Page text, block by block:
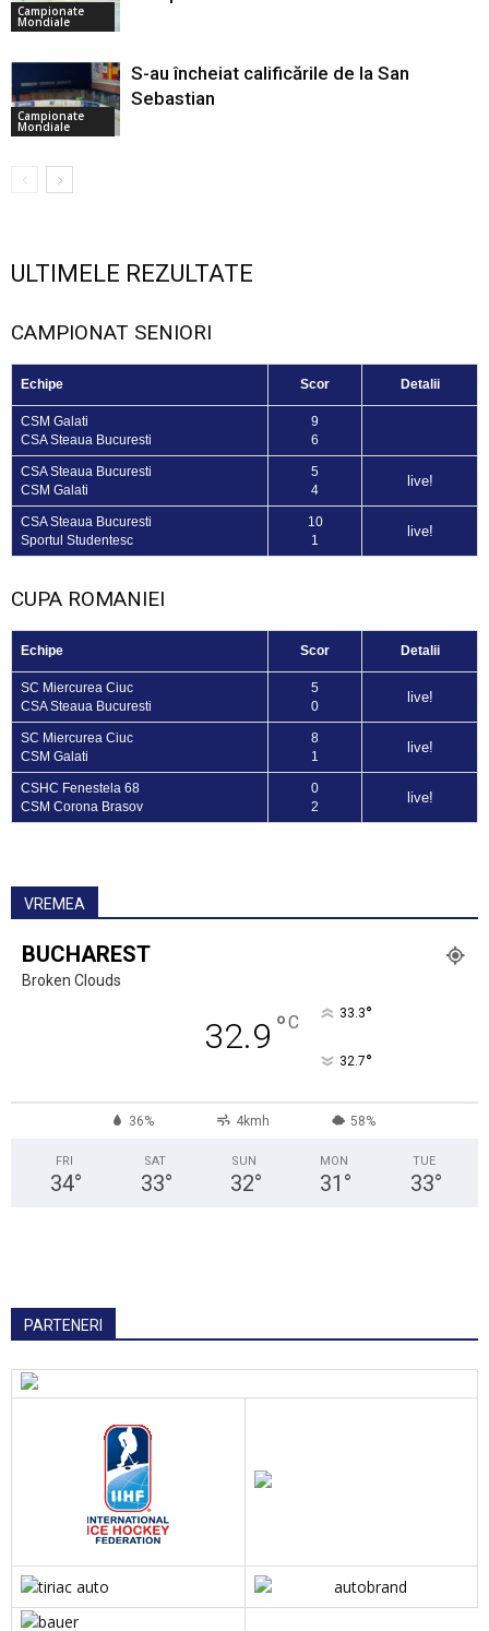
Campionate
Mondiale
Campionate
Mondiale
S-au încheiat calificările de la San
Sebastian
ULTIMELE REZULTATE
CAMPIONAT SENIORI
Echipe Scor Detalii
CSM Galati
CSA Steaua Bucuresti
9
6
CSA Steaua Bucuresti
CSM Galati
5
4
live!
CSA Steaua Bucuresti
Sportul Studentesc
10
1
live!
CUPA ROMANIEI
Echipe Scor Detalii
SC Miercurea Ciuc
CSA Steaua Bucuresti
5
0
live!
SC Miercurea Ciuc
CSM Galati
8
1
live!
CSHC Fenestela 68
CSM Corona Brasov
0
2
live!
VREMEA
BUCHAREST
Broken Clouds
32.9 °C 33.3°
32.7°
36% 4kmh 58%
FRI
34°
SAT
33°
SUN
32°
MON
31 °
TUE
33°
PARTENERI